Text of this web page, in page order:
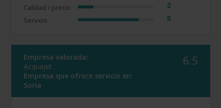
Calidad / precio 2
Servicio 8
Empresa valorada:
Acquajet
Empresa que ofrece servicio en:
Soria
6.5